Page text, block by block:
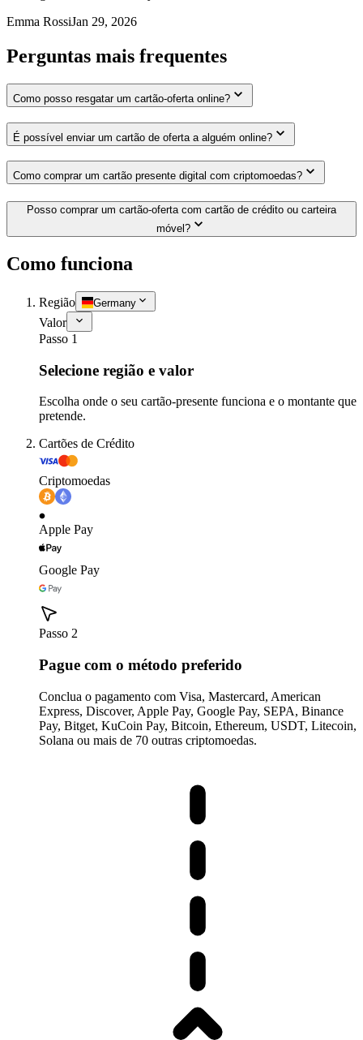
Emma RossiJan 29, 2026
Perguntas mais frequentes
Como posso resgatar um cartão-oferta online?
É possível enviar um cartão de oferta a alguém online?
Como comprar um cartão presente digital com criptomoedas?
Posso comprar um cartão-oferta com cartão de crédito ou carteira
móvel?
Como funciona
Região Germany
Valor
Passo 1
Selecione região e valor
Escolha onde o seu cartão-presente funciona e o montante que
pretende.
Cartões de Crédito
Criptomoedas
Apple Pay
Google Pay
Passo 2
Pague com o método preferido
Conclua o pagamento com Visa, Mastercard, American
Express, Discover, Apple Pay, Google Pay, SEPA, Binance
Pay, Bitget, KuCoin Pay, Bitcoin, Ethereum, USDT, Litecoin,
Solana ou mais de 70 outras criptomoedas.